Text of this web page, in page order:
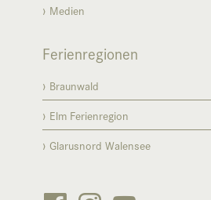
Medien
Ferienregionen
Braunwald
Elm Ferienregion
Glarusnord Walensee